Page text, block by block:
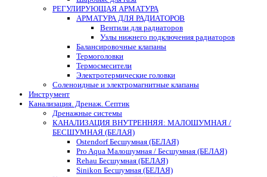
РЕГУЛИРУЮЩАЯ АРМАТУРА
АРМАТУРА ДЛЯ РАДИАТОРОВ
Вентили для радиаторов
Узлы нижнего подключения радиаторов
Балансировочные клапаны
Термоголовки
Термосмесители
Электротермические головки
Соленоидные и электромагнитные клапаны
Инструмент
Канализация. Дренаж. Септик
Дренажные системы
КАНАЛИЗАЦИЯ ВНУТРЕННЯЯ: МАЛОШУМНАЯ /
БЕСШУМНАЯ (БЕЛАЯ)
Ostendorf Бесшумная (БЕЛАЯ)
Pro Aqua Малошумная / Бесшумная (БЕЛАЯ)
Rehau Бесшумная (БЕЛАЯ)
Sinikon Бесшумная (БЕЛАЯ)